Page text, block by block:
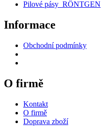
Pilové pásy RÖNTGEN
Informace
Obchodní podmínky
O firmě
Kontakt
O firmě
Doprava zboží